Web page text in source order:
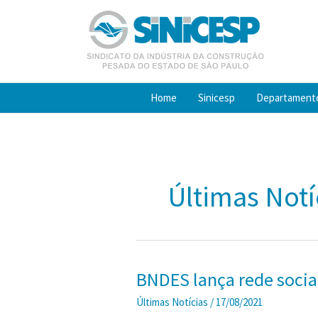
Home Sinicesp
Últimas
BNDES lança rede
Últimas Notícias / 17/08/2021